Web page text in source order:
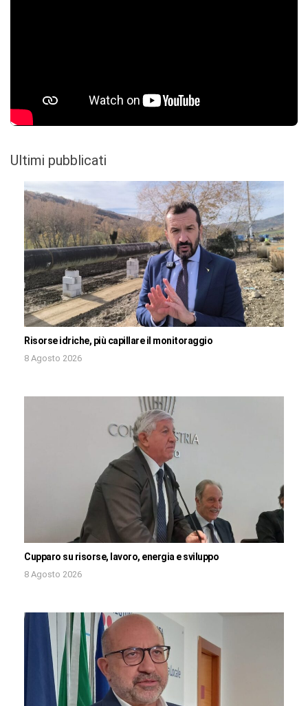
Ultimi pubblicati
Risorse idriche, più capillare il monitoraggio
8 Agosto 2026
Cupparo su risorse, lavoro, energia e sviluppo
8 Agosto 2026